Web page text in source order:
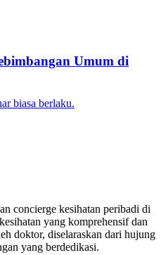
Umum di
biasa berlaku.
concierge kesihatan peribadi di
yang komprehensif dan
doktor, diselaraskan dari hujung
yang berdedikasi.